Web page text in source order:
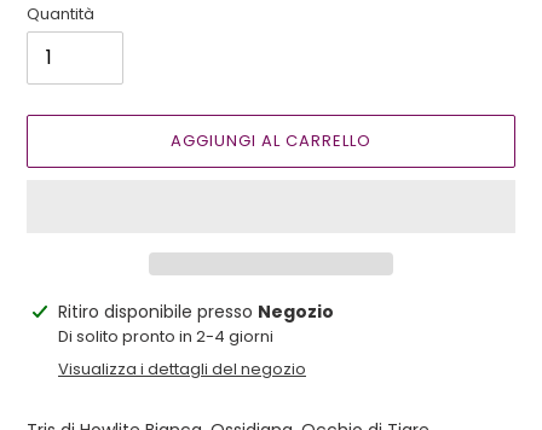
Quantità
AGGIUNGI AL CARRELLO
Inserimento
prodotto
Ritiro disponibile presso Negozio
Di solito pronto in 2-4 giorni
Visualizza i dettagli del negozio